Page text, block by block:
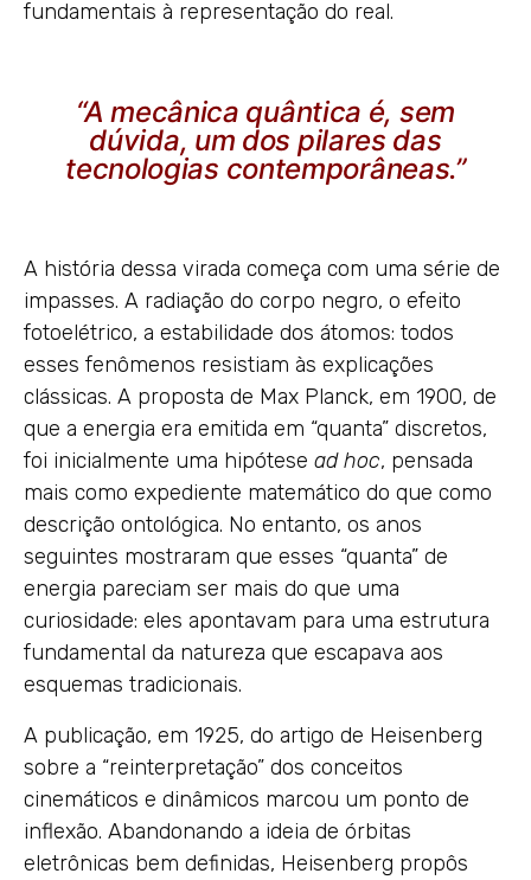
fundamentais à representação do real.
“A mecânica quântica é, sem
dúvida, um dos pilares das
tecnologias contemporâneas.”
A história dessa virada começa com uma série de
impasses. A radiação do corpo negro, o efeito
fotoelétrico, a estabilidade dos átomos: todos
esses fenômenos resistiam às explicações
clássicas. A proposta de Max Planck, em 1900, de
que a energia era emitida em “quanta” discretos,
foi inicialmente uma hipótese ad hoc, pensada
mais como expediente matemático do que como
descrição ontológica. No entanto, os anos
seguintes mostraram que esses “quanta” de
energia pareciam ser mais do que uma
curiosidade: eles apontavam para uma estrutura
fundamental da natureza que escapava aos
esquemas tradicionais.
A publicação, em 1925, do artigo de Heisenberg
sobre a “reinterpretação” dos conceitos
cinemáticos e dinâmicos marcou um ponto de
inflexão. Abandonando a ideia de órbitas
eletrônicas bem definidas, Heisenberg propôs